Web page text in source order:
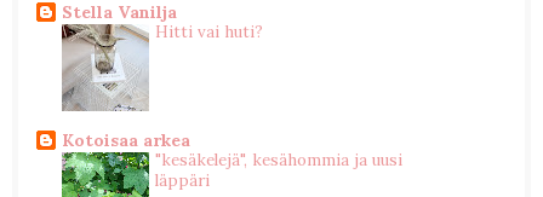
Stella Vanilja
Hitti vai huti?
Kotoisaa arkea
"kesäkelejä", kesähommia ja uusi
läppäri